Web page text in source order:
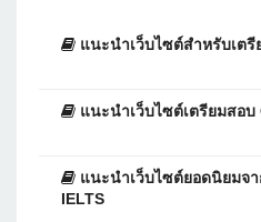
แนะนำเว็บไซต์สำหรับเตรี
แนะนำเว็บไซต์เตรียมสอบ
แนะนำเว็บไซต์ยอดนิยมจ
IELTS